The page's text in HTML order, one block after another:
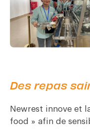
Des repas
Newrest innove et
food » afin de